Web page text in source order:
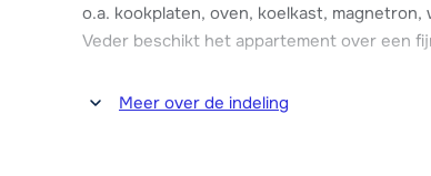
o.a. kookplaten, oven, koelkast,
Veder beschikt het appartement over een
Vier slaapkamers, waarvan één met een 2-
Meer over de indeling